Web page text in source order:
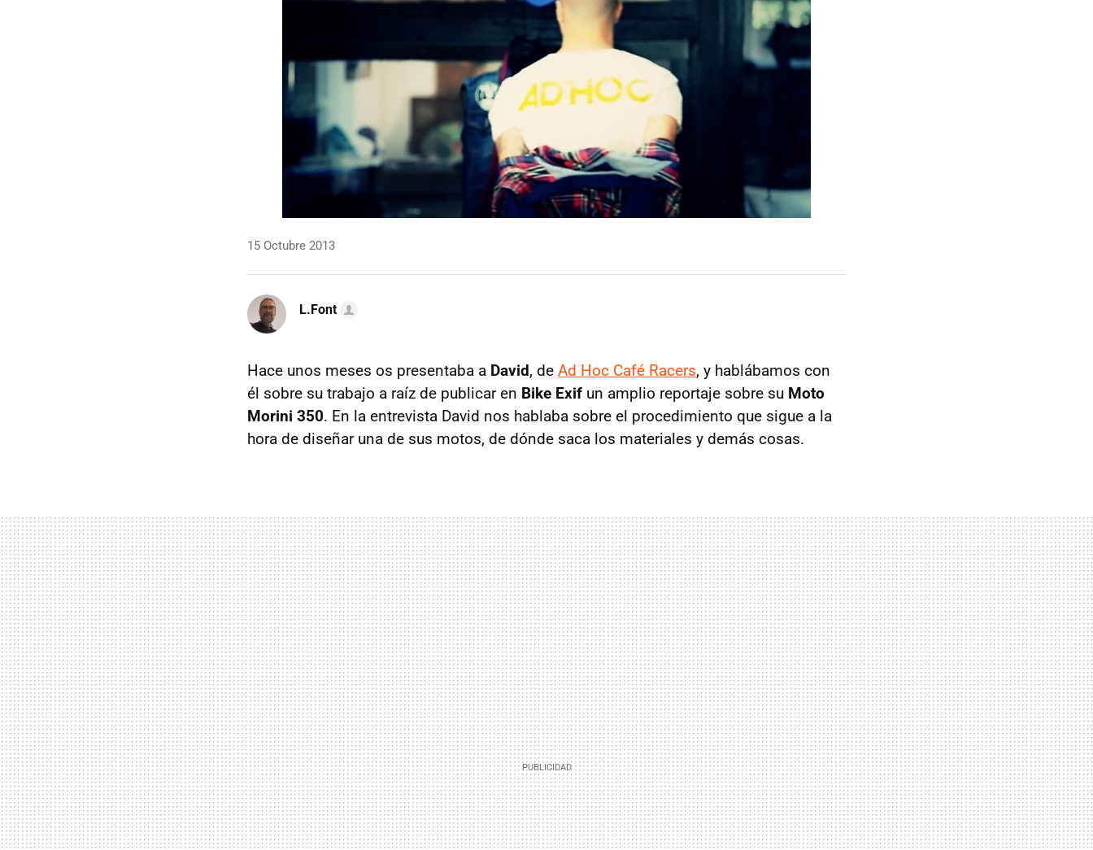
15 Octubre 2013
L.Font
Hace unos meses os presentaba a David, de Ad Hoc Café Racers, y hablábamos con
él sobre su trabajo a raíz de publicar en Bike Exif un amplio reportaje sobre su Moto
Morini 350. En la entrevista David nos hablaba sobre el procedimiento que sigue a la
hora de diseñar una de sus motos, de dónde saca los materiales y demás cosas.